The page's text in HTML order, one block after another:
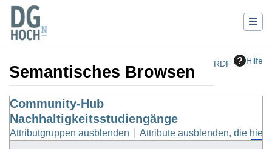
RDF Hilfe
Semantisches Browsen
Wechseln zu:Navigation
Community-Hub
Nachhaltigkeitsstudiengänge
Attributgruppen ausblenden Attribute ausblenden, die